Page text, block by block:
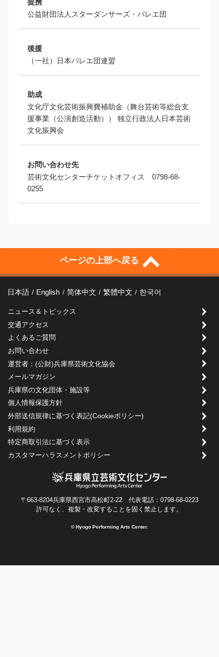
提携
公益財団法人スターダンサーズ・バレエ団
後援
（一社）日本バレエ団連盟
助成
文化庁文化芸術振興費補助金（舞台芸術等総合支
援事業（公演創造活動）） 独立行政法人日本芸術
文化振興会
お問い合わせ先
芸術文化センターチケットオフィス 0798-68-
0255
ページの上部へ戻る
日本語 English 简体中文 繁體中文 한국어
ニュース＆トピックス
交通アクセス
よくあるご質問
お問い合わせ
運営者：(公財)兵庫県芸術文化協会
メールマガジン
兵庫県の文化団体・施設等
個人情報保護方針
外部送信規律に基づく表記(Cookieポリシー)
利用規約
特定商取引法に基づく表示
カスタマーハラスメントポリシー
〒663-8204兵庫県西宮市高松町2-22 代表電話：0798-68-0223
許可なく、複製・改変することを固く禁止します。
© Hyogo Performing Arts Center.